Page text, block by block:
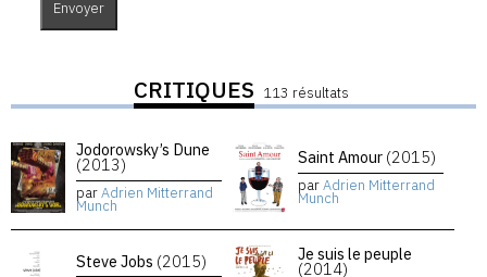
CRITIQUES 113 résultats
Jodorowsky’s Dune
(2013)
parAdrien Mitterrand
Munch
Saint Amour (2015)
parAdrien Mitterrand
Munch
Steve Jobs (2015) Je suis le peuple
(2014)